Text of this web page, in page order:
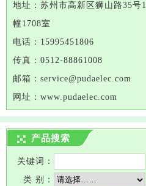
地址： 苏州市高新区狮山路35号1
幢1708室
电话： 15995451806
传真： 0512-88861008
邮箱：service@pudaelec.com
网址： www.pudaelec.com
产品搜索
关键词：
类 别：